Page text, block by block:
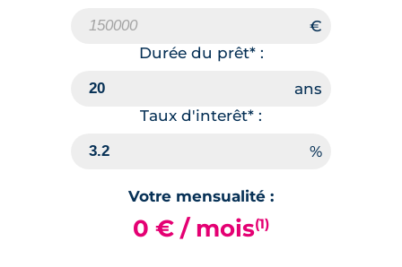
Durée du prêt* :
Taux d'interêt* :
Votre mensualité :
0 € / mois(1)